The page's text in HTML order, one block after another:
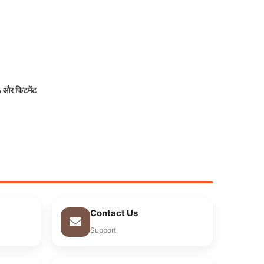
फिटमेंट
Contact Us
Support